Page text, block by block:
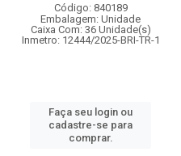
Código: 840189
Embalagem: Unidade
Caixa Com: 36 Unidade(s)
Inmetro: 12444/2025-BRI-TR-1
Faça seu login ou
cadastre-se para
comprar.